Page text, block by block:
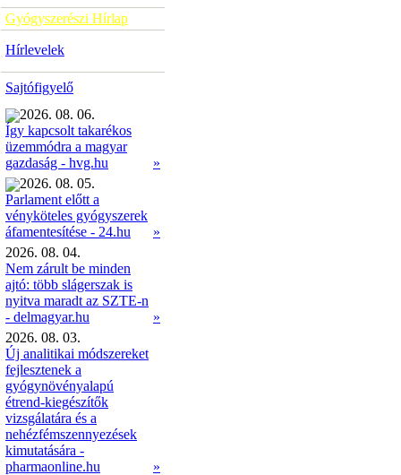
Gyógyszerészi Hírlap
Hírlevelek
Sajtófigyelő
2026. 08. 06.
Így kapcsolt takarékos
üzemmódra a magyar
gazdaság - hvg.hu
»
2026. 08. 05.
Parlament előtt a
vényköteles gyógyszerek
áfamentesítése - 24.hu
»
2026. 08. 04.
Nem zárult be minden
ajtó: több slágerszak is
nyitva maradt az SZTE-n
- delmagyar.hu
»
2026. 08. 03.
Új analitikai módszereket
fejlesztenek a
gyógynövényalapú
étrend-kiegészítők
vizsgálatára és a
nehézfémszennyezések
kimutatására -
pharmaonline.hu
»